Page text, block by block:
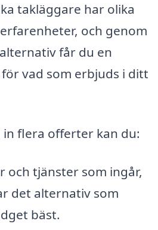
takläggare har olika
och genom
får du en
vad som erbjuds i ditt
in flera offerter kan du:
och tjänster som ingår,
det alternativ som
bäst.